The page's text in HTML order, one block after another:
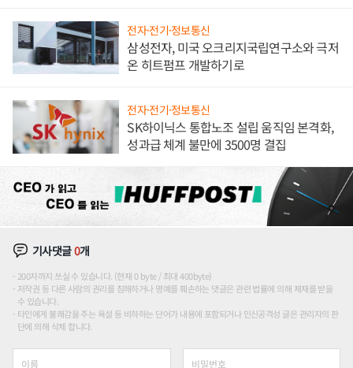
전자·전기·정보통신
삼성전자, 미국 오크리지국립연구소와 극저
온 히트펌프 개발하기로
전자·전기·정보통신
SK하이닉스 통합노조 설립 움직임 본격화,
성과급 체계 불만에 3500명 결집
기사댓글0개
200자까지 쓰실 수 있습니다. (현재 0 byte / 최대 400byte)
저작권 등 다른 사람의 권리를 침해하거나 명예를 훼손하는 댓글은 관련 법률에 의해 제재를 받을
수 있습니다.
타인에게 불쾌감을 주는 욕설 등 비하하는 단어가 내용에 포함되거나 인신공격성 글은 관리자의 판
단에 의해 삭제 합니다.